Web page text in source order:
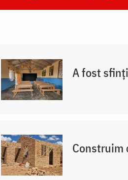
A fost
Construim